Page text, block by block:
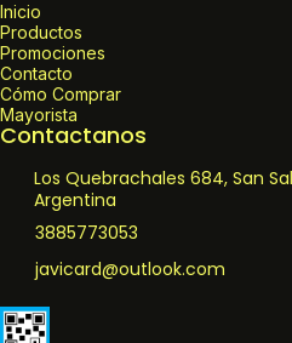
Inicio
Productos
Promociones
Contacto
Cómo Comprar
Mayorista
Contactanos
Los Quebrachales 684, San
Argentina
3885773053
javicard@outlook.com